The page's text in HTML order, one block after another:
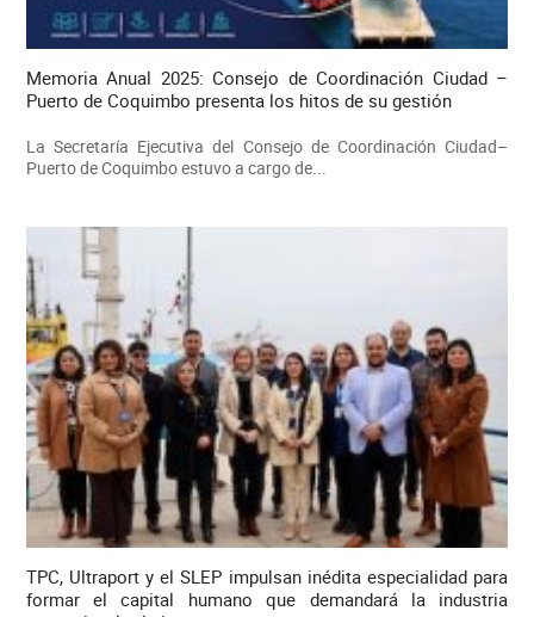
Memoria Anual 2025: Consejo de Coordinación Ciudad –
Puerto de Coquimbo presenta los hitos de su gestión
La Secretaría Ejecutiva del Consejo de Coordinación Ciudad–
Puerto de Coquimbo estuvo a cargo de...
TPC, Ultraport y el SLEP impulsan inédita especialidad para
formar el capital humano que demandará la industria